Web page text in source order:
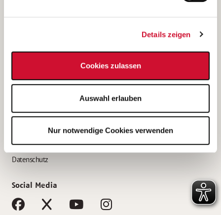
Details zeigen
Cookies zulassen
Auswahl erlauben
Nur notwendige Cookies verwenden
Bewerbung als Altenpflegehelfer*in
Bewerbung als Erzieher*in
AWO Gliederungen nach Bundesland
Impressum
Datenschutz
Social Media